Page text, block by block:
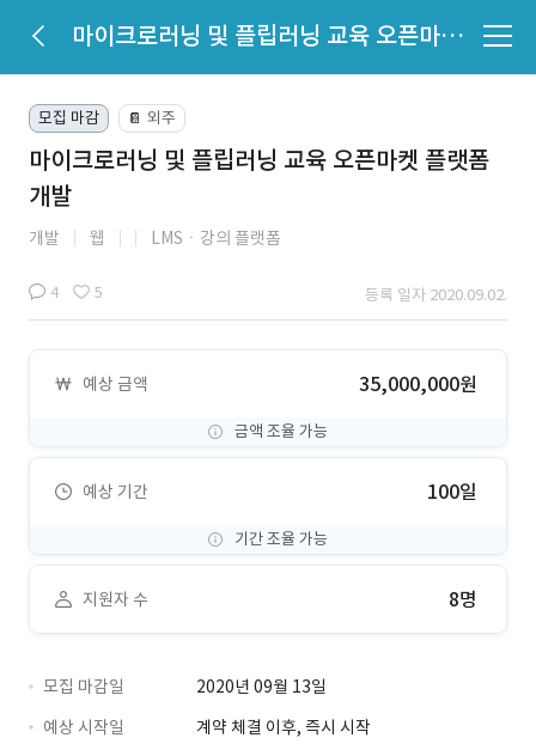
마이크로러닝 및 플립러닝 교육 오픈마켓 플랫폼 개발
모집 마감 📔 외주
마이크로러닝 및 플립러닝 교육 오픈마켓 플랫폼
개발
개발 웹 LMSㆍ강의 플랫폼
4 5 등록 일자 2020.09.02.
예상 금액 35,000,000원
금액 조율 가능
예상 기간 100일
기간 조율 가능
지원자 수 8명
모집 마감일
2020년 09월 13일
예상 시작일
계약 체결 이후, 즉시 시작